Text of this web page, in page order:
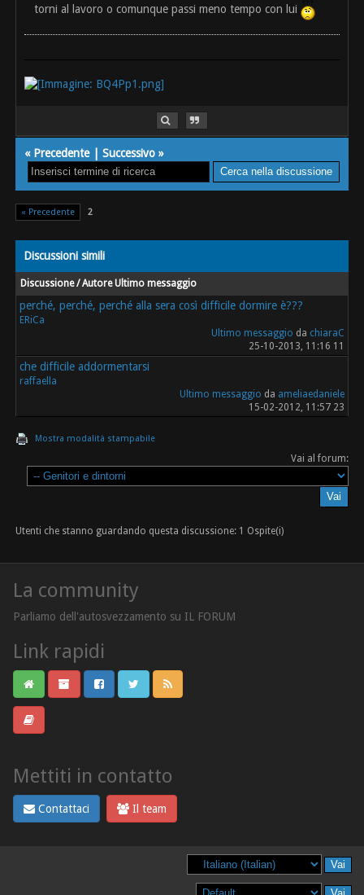
torni al lavoro o comunque passi meno tempo con lui
« Precedente|Successivo »
« Precedente 2
Discussioni simili
Discussione / Autore Ultimo messaggio
perché, perché, perché alla sera così difficile dormire è???
ERiCa
Ultimo messaggio da chiaraC
25-10-2013, 11:16 11
che difficile addormentarsi
raffaella
Ultimo messaggio da ameliaedaniele
15-02-2012, 11:57 23
Mostra modalità stampabile
Vai al forum:
Utenti che stanno guardando questa discussione: 1 Ospite(i)
La community
Parliamo dell'autosvezzamento su IL FORUM
Link rapidi
Mettiti in contatto
Contattaci Il team